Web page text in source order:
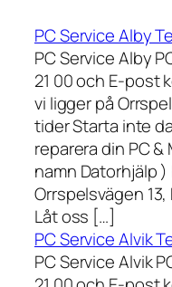
PC Service Alby
PC Service Alby
21 00 och E-post
vi ligger på
tider Starta inte
reparera din PC
namn Datorhjälp )
Orrspelsvägen
Låt oss […]
PC Service Alvik
PC Service Alvik